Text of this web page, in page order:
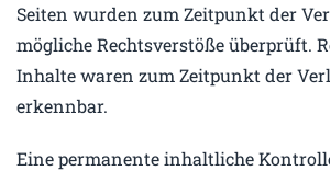
Seiten wurden zum Zeitpunkt der
mögliche Rechtsverstöße überprüft.
Inhalte waren zum Zeitpunkt der
erkennbar.
Eine permanente inhaltliche